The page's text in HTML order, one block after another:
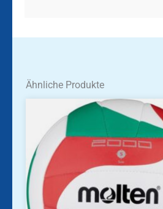
Ähnliche Produkte